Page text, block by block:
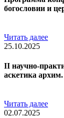
богословии и
Читать далее
25.10.2025
II научно-
аскетика
Читать далее
02.07.2025